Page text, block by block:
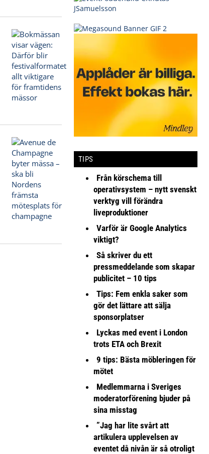
TIPS
Från körschema till
operativsystem – nytt svenskt
verktyg vill förändra
liveproduktioner
Varför är Google Analytics
viktigt?
Så skriver du ett
pressmeddelande som skapar
publicitet – 10 tips
Tips: Fem enkla saker som
gör det lättare att sälja
sponsorplatser
Lyckas med event i London
trots ETA och Brexit
9 tips: Bästa möbleringen för
mötet
Medlemmarna i Sveriges
moderatorförening bjuder på
sina misstag
”Jag har lite svårt att
artikulera upplevelsen av
eventet då nivån är så otroligt